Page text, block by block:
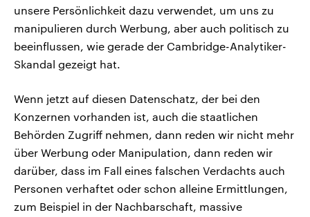
unsere Persönlichkeit dazu verwendet, um uns zu
manipulieren durch Werbung, aber auch politisch zu
beeinflussen, wie gerade der Cambridge-Analytiker-
Skandal gezeigt hat.
Wenn jetzt auf diesen Datenschatz, der bei den
Konzernen vorhanden ist, auch die staatlichen
Behörden Zugriff nehmen, dann reden wir nicht mehr
über Werbung oder Manipulation, dann reden wir
darüber, dass im Fall eines falschen Verdachts auch
Personen verhaftet oder schon alleine Ermittlungen,
zum Beispiel in der Nachbarschaft, massive